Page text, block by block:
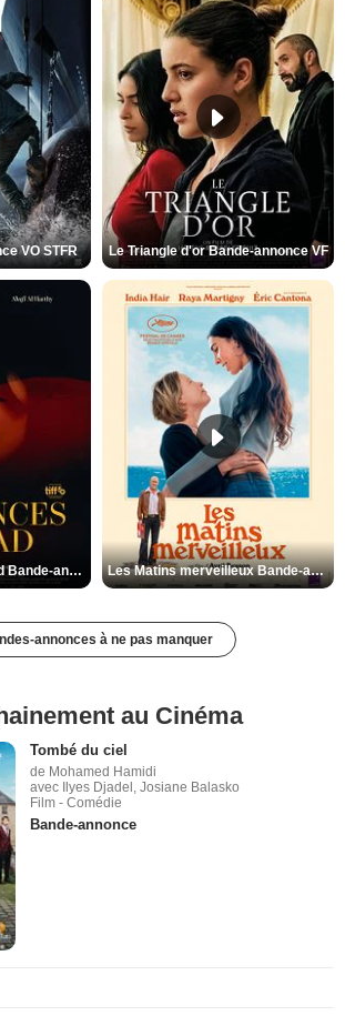
VO STFR Le Triangle d'or Bande-annonce VF
Les Silences de Riyad Bande-annonce VO STFR Les Matins merveilleux Bande-annonce VF
annonces à ne pas manquer
au Cinéma
Tombé du ciel
de Mohamed Hamidi
avec Ilyes Djadel, Josiane Balasko
Film - Comédie
Bande-annonce